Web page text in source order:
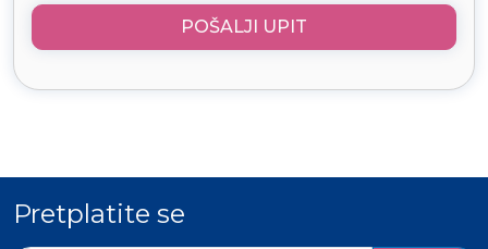
POŠALJI UPIT
Pretplatite se